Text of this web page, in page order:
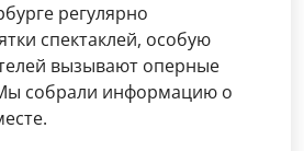
регулярно
спектаклей, особую
вызывают оперные
собрали информацию о